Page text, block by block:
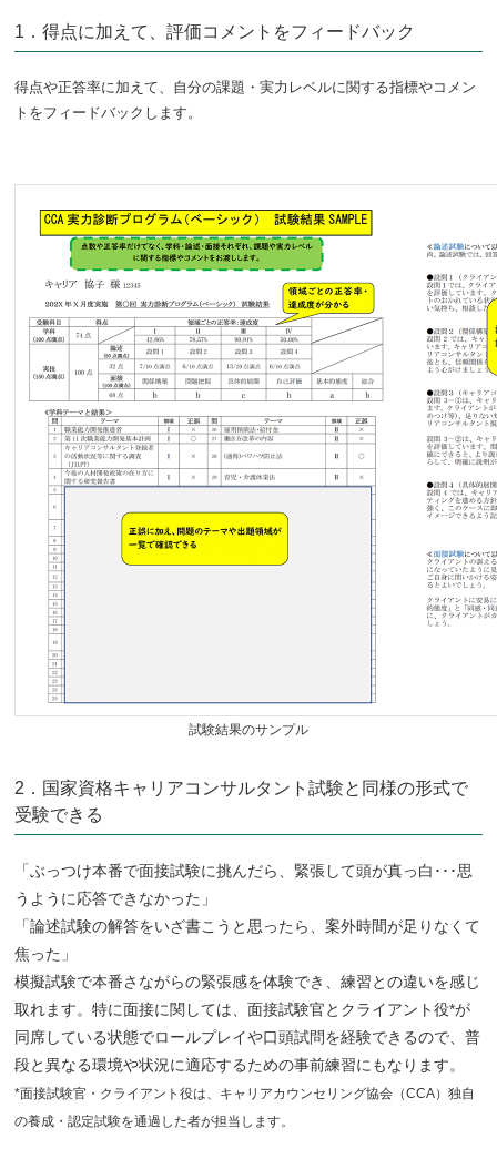
1．得点に加えて、評価コメントをフィードバック
得点や正答率に加えて、自分の課題・実力レベルに関する指標やコメン
トをフィードバックします。
試験結果のサンプル
2．国家資格キャリアコンサルタント試験と同様の形式で
受験できる
「ぶっつけ本番で面接試験に挑んだら、緊張して頭が真っ白･･･思
うように応答できなかった」
「論述試験の解答をいざ書こうと思ったら、案外時間が足りなくて
焦った」
模擬試験で本番さながらの緊張感を体験でき、練習との違いを感じ
取れます。特に面接に関しては、面接試験官とクライアント役*が
同席している状態でロールプレイや口頭試問を経験できるので、普
段と異なる環境や状況に適応するための事前練習にもなります。
*面接試験官・クライアント役は、キャリアカウンセリング協会（CCA）独自
の養成・認定試験を通過した者が担当します。